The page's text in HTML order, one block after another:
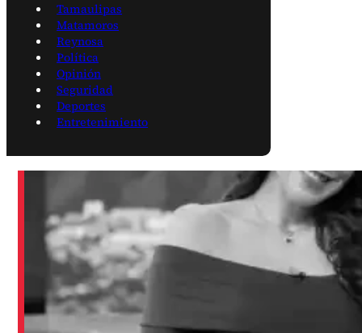
Tamaulipas
Matamoros
Reynosa
Política
Opinión
Seguridad
Deportes
Entretenimiento